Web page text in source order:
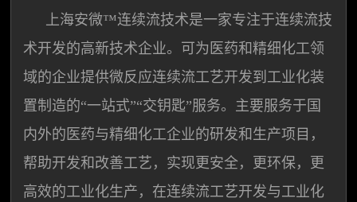
上海安微™连续流技术是一家专注于连续流技
术开发的高新技术企业。可为医药和精细化工领
域的企业提供微反应连续流工艺开发到工业化装
置制造的“一站式”“交钥匙”服务。主要服务于国
内外的医药与精细化工企业的研发和生产项目，
帮助开发和改善工艺，实现更安全，更环保，更
高效的工业化生产，在连续流工艺开发与工业化